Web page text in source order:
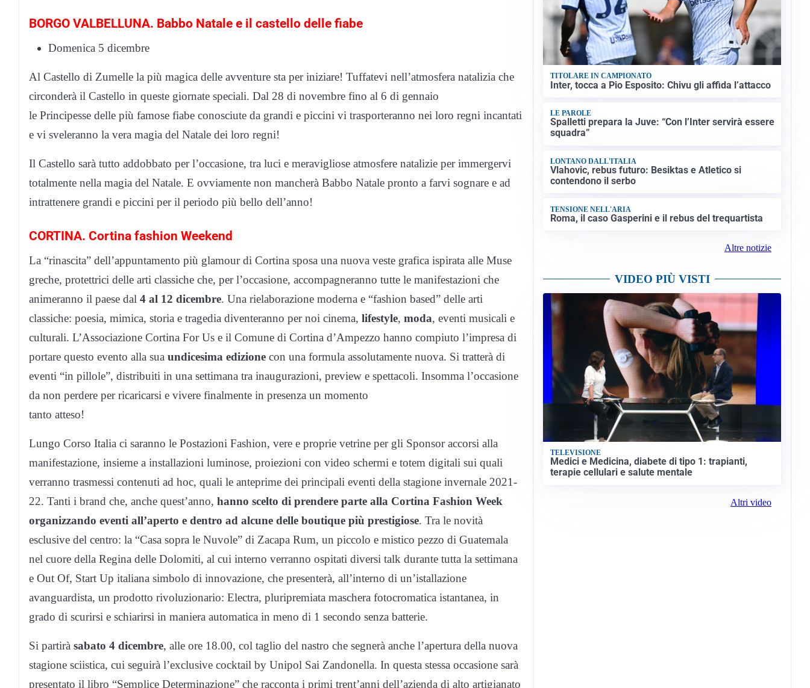
BORGO VALBELLUNA. Babbo Natale e il castello delle fiabe
Domenica 5 dicembre
Al Castello di Zumelle la più magica delle avventure sta per iniziare! Tuffatevi nell’atmosfera natalizia che
circonderà il Castello in queste giornate speciali. Dal 28 di novembre fino al 6 di gennaio
le Principesse delle più famose fiabe conosciute da grandi e piccini vi trasporteranno nei loro regni incantati
e vi sveleranno la vera magia del Natale dei loro regni!
Il Castello sarà tutto addobbato per l’occasione, tra luci e meravigliose atmosfere natalizie per immergervi
totalmente nella magia del Natale. E ovviamente non mancherà Babbo Natale pronto a farvi sognare e ad
intrattenere grandi e piccini per il periodo più bello dell’anno!
CORTINA. Cortina fashion Weekend
La “rinascita” dell’appuntamento più glamour di Cortina sposa una nuova veste grafica ispirata alle Muse
greche, protettrici delle arti classiche che, per l’occasione, accompagneranno tutte le manifestazioni che
animeranno il paese dal 4 al 12 dicembre. Una rielaborazione moderna e “fashion based” delle arti
classiche: poesia, mimica, storia e tragedia diventeranno per noi cinema, lifestyle, moda, eventi musicali e
culturali. L’Associazione Cortina For Us e il Comune di Cortina d’Ampezzo hanno compiuto l’impresa di
portare questo evento alla sua undicesima edizione con una formula assolutamente nuova. Si tratterà di
eventi “in pillole”, distribuiti in una settimana tra inaugurazioni, preview e spettacoli. Insomma l’occasione
da non perdere per ricaricarsi e vivere finalmente in presenza un momento
tanto atteso!
Lungo Corso Italia ci saranno le Postazioni Fashion, vere e proprie vetrine per gli Sponsor accorsi alla
manifestazione, insieme a installazioni luminose, proiezioni con video schermi e totem digitali sui quali
verranno trasmessi contenuti ad hoc, quali le anteprime dei principali eventi della stagione invernale 2021-
22. Tanti i brand che, anche quest’anno, hanno scelto di prendere parte alla Cortina Fashion Week
organizzando eventi all’aperto e dentro ad alcune delle boutique più prestigiose. Tra le novità
esclusive del centro: la “Casa sopra le Nuvole” di Zacapa Rum, un piccolo e mistico pezzo di Guatemala
nel cuore della Regina delle Dolomiti, al cui interno verranno ospitati diversi talk durante tutta la settimana
e Out Of, Start Up italiana simbolo di innovazione, che presenterà, all’interno di un’istallazione
avanguardista, un prodotto rivoluzionario: Electra, pluripremiata maschera fotocromatica istantanea, in
grado di scurirsi e schiarirsi in maniera automatica in meno di 1 secondo senza batterie.
Si partirà sabato 4 dicembre, alle ore 18.00, col taglio del nastro che segnerà anche l’apertura della nuova
stagione sciistica, cui seguirà l’exclusive cocktail by Unipol Sai Zandonella. In questa stessa occasione sarà
presentato il libro “Semplice Determinazione” che racconta i primi trent’anni dell’azienda di alto artigianato
TITOLARE IN CAMPIONATO
Inter, tocca a Pio Esposito: Chivu gli affida l’attacco
LE PAROLE
Spalletti prepara la Juve: “Con l’Inter servirà essere
squadra”
LONTANO DALL'ITALIA
Vlahovic, rebus futuro: Besiktas e Atletico si
contendono il serbo
TENSIONE NELL'ARIA
Roma, il caso Gasperini e il rebus del trequartista
Altre notizie
VIDEO PIÙ VISTI
TELEVISIONE
Medici e Medicina, diabete di tipo 1: trapianti,
terapie cellulari e salute mentale
Altri video